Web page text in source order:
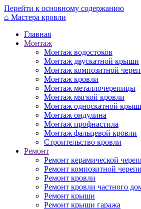
Перейти к основному содержанию
⌂ Мастера кровли
Главная
Монтаж
Монтаж водостоков
Монтаж двускатной крыши
Монтаж композитной
Монтаж кровли
Монтаж металлочерепицы
Монтаж мягкой кровли
Монтаж односкатной
Монтаж ондулина
Монтаж профнастила
Монтаж фальцевой кровли
Строительство кровли
Ремонт
Ремонт керамической
Ремонт композитной
Ремонт кровли
Ремонт кровли частного
Ремонт крыши
Ремонт крыши гаража